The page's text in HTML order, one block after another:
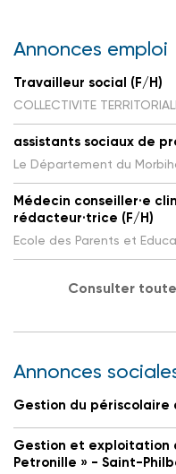
Annonces emploi
Travailleur social (F/H)
COLLECTIVITE
assistants sociaux de
Le Département du
Médecin conseiller·e
rédacteur·trice (F/H)
Ecole des Parents et
Consulter
Annonces
Gestion du périscolaire
Gestion et exploitation
Petronille » - Saint-